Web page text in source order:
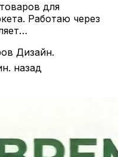
для
Работаю через
Дизайн.
назад